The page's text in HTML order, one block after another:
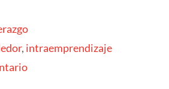
, intraemprendizaje